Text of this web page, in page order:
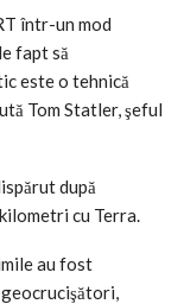
într-un mod
fapt să
este o tehnică
Tom Statler, şeful
după
cu Terra.
au fost